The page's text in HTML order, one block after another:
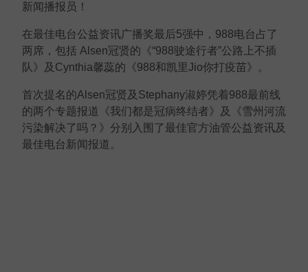
新闻播报员！
在最佳电台公益资讯广播奖最后5强中，988电台占了
两席，包括 Alsen冠贤的《“988驶途行者”公路上不插
队》及Cynthia馨蕊的《988和凯里Jio你打疫苗》。
首次提名的Alsen冠贤及Stephany淑婷凭着988最前线
的两个专题报道《我们都是冠病终结者》及《雪州河流
污染解决了吗？》分别入围了最佳官方油管公益资讯及
最佳电台新闻报道。